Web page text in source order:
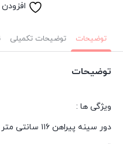
توضیحات توضیحات تکمیلی
توضیحات
ویژگی ها :
دور سینه پیراهن ۱۱۶ سانتی متر